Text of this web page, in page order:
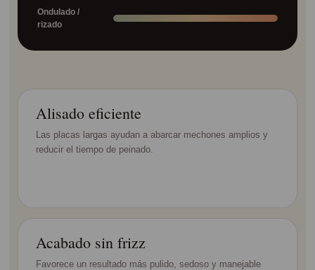
Ondulado /
rizado
Alisado eficiente
Las placas largas ayudan a abarcar mechones amplios y
reducir el tiempo de peinado.
Acabado sin frizz
Favorece un resultado más pulido, sedoso y manejable